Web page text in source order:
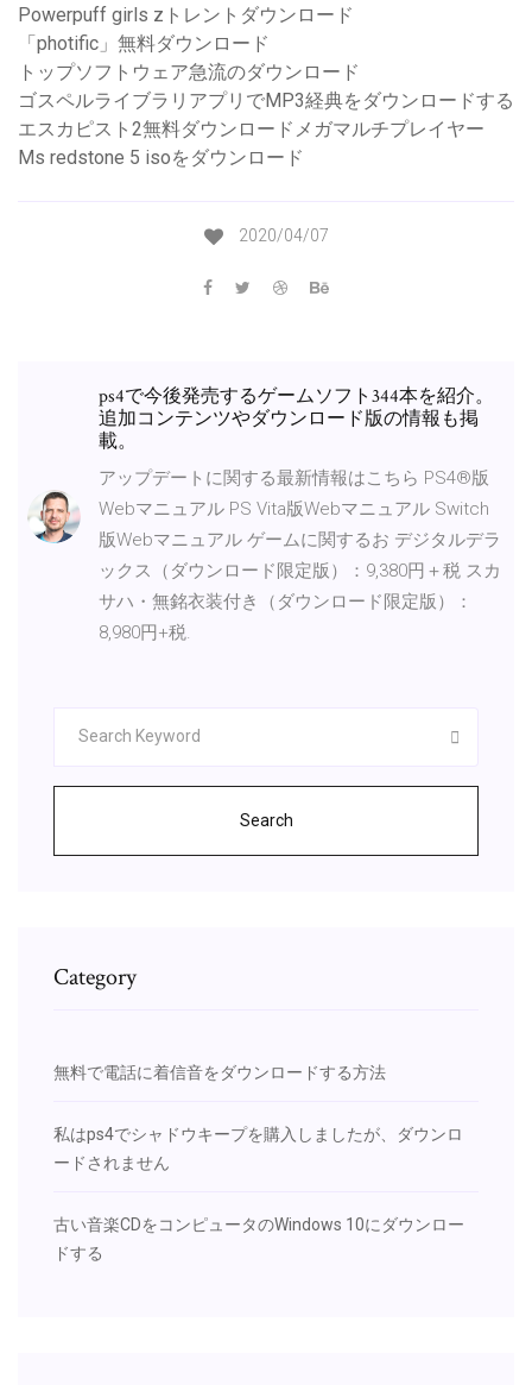
Powerpuff girls zトレントダウンロード
「photific」無料ダウンロード
トップソフトウェア急流のダウンロード
ゴスペルライブラリアプリでMP3経典をダウンロードする
エスカピスト2無料ダウンロードメガマルチプレイヤー
Ms redstone 5 isoをダウンロード
2020/04/07
ps4で今後発売するゲームソフト344本を紹介。
追加コンテンツやダウンロード版の情報も掲
載。
アップデートに関する最新情報はこちら PS4®版
Webマニュアル PS Vita版Webマニュアル Switch
版Webマニュアル ゲームに関するお デジタルデラ
ックス（ダウンロード限定版）：9,380円＋税 スカ
サハ・無銘衣装付き（ダウンロード限定版）：
8,980円+税.
Search
Category
無料で電話に着信音をダウンロードする方法
私はps4でシャドウキープを購入しましたが、ダウンロ
ードされません
古い音楽CDをコンピュータのWindows 10にダウンロー
ドする